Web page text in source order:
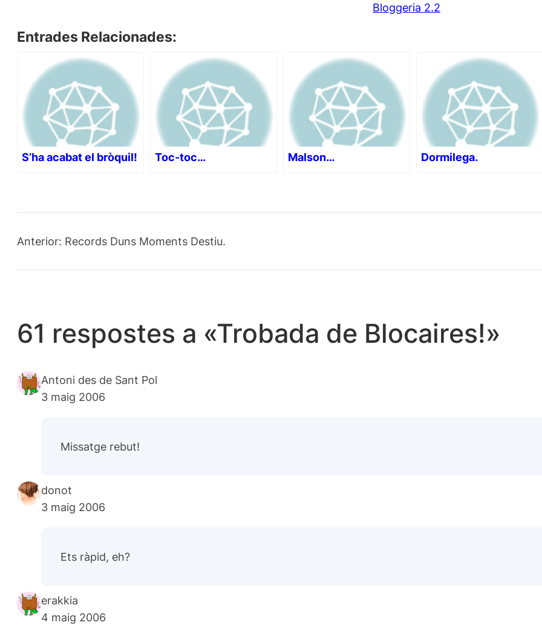
Bloggeria 2.2
Entrades Relacionades:
S’ha acabat el bròquil! Toc-toc… Malson… Dormilega.
Anterior: Records Duns Moments Destiu.
61 respostes a «Trobada de Blocaires!»
Antoni des de Sant Pol
3 maig 2006
Missatge rebut!
donot
3 maig 2006
Ets ràpid, eh?
erakkia
4 maig 2006